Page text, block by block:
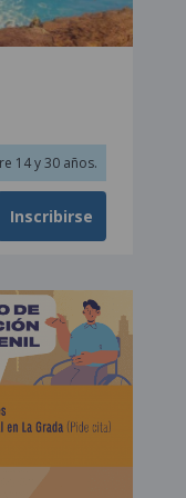
14 y 30 años.
Inscribirse